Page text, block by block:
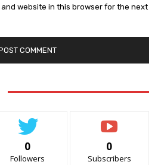
and website in this browser for the next
0
Followers
0
Subscribers